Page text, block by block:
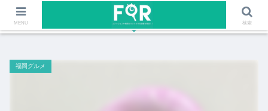
ファッションや福岡のワクワクする情報を発信！！
福岡グルメ
MENU 検索